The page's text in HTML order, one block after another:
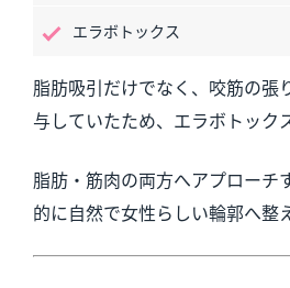
エラボトックス
脂肪吸引だけでなく、咬筋の張
与していたため、エラボトック
脂肪・筋肉の両方へアプローチ
的に自然で女性らしい輪郭へ整